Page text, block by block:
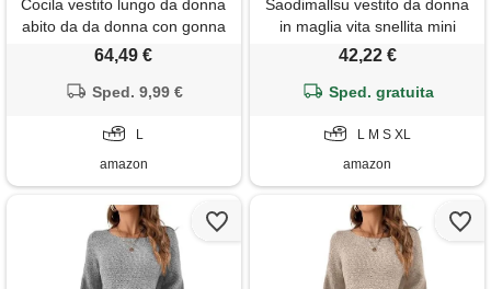
Cocila vestito lungo da donna
abito da da donna con gonna
a di pesce senza maniche a
vita alta con scollo tondo a
vita alta da donna sexy con
elegante (green, l)
64,49 €
Sped. 9,99 €
L
amazon
Saodimallsu vestito da donna
in maglia vita snellita mini
elegante, verde, m
42,22 €
Sped. gratuita
L M S XL
amazon